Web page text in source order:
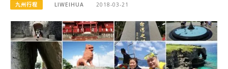
九州行程 LIWEIHUA 2018-03-21